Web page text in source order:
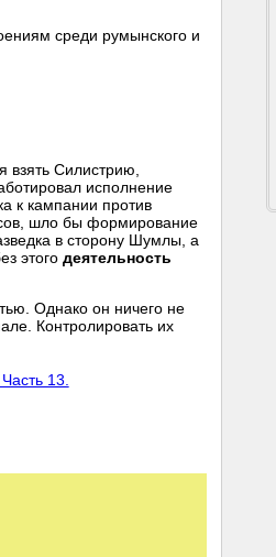
среди румынского и
Силистрию,
исполнение
к кампании против
шло бы формирование
в сторону Шумлы, а
этогодеятельность
Однако он ничего не
Контролировать их
13.